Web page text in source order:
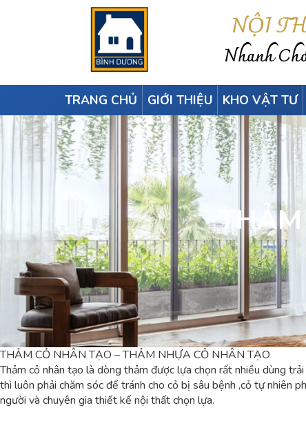
NỘI
Nhanh
TRANG CHỦ GIỚI THIỆU KHO VẬT TƯ
THẢM CỎ NHÂN TẠO – THẢM NHỰA CỎ NHÂN TẠO
Thảm cỏ nhân tạo là dòng thảm được lựa chọn rất nhiều dùng
thì luôn phải chăm sóc để tránh cho cỏ bị sâu bệnh ,cỏ tự nhiên
người và chuyên gia thiết kế nội thất chọn lựa.